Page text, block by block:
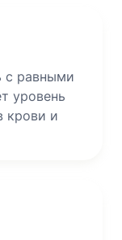
с равными
уровень
крови и